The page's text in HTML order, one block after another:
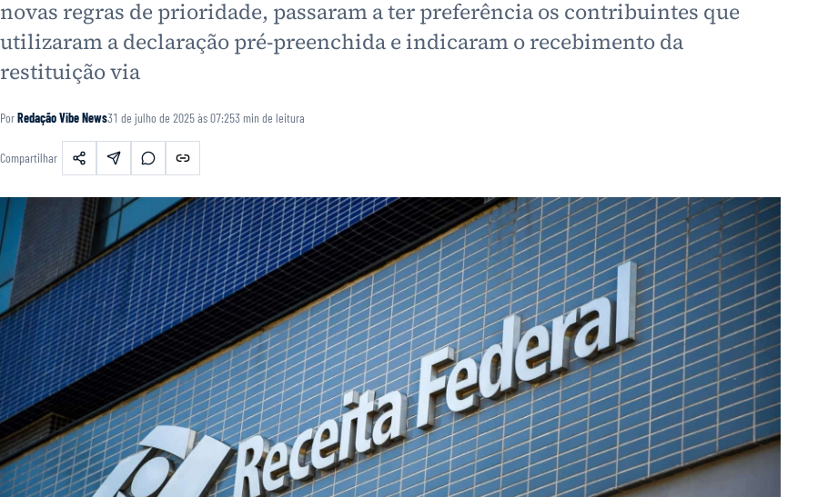
novas regras de prioridade, passaram a ter preferência os contribuintes que
utilizaram a declaração pré-preenchida e indicaram o recebimento da
restituição via
PorRedação Vibe News31 de julho de 2025 às 07:253 min de leitura
Compartilhar